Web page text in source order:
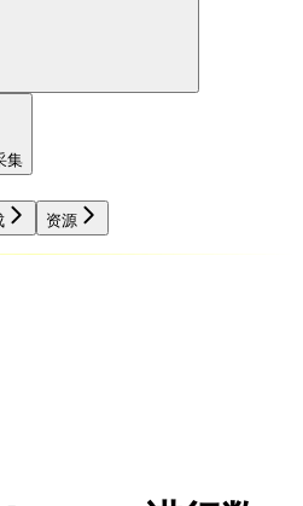
集
资源